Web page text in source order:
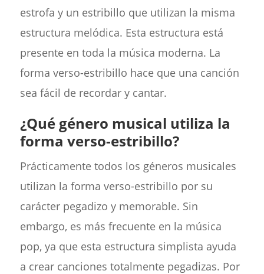
estrofa y un estribillo que utilizan la misma
estructura melódica. Esta estructura está
presente en toda la música moderna. La
forma verso-estribillo hace que una canción
sea fácil de recordar y cantar.
¿Qué género musical utiliza la
forma verso-estribillo?
Prácticamente todos los géneros musicales
utilizan la forma verso-estribillo por su
carácter pegadizo y memorable. Sin
embargo, es más frecuente en la música
pop, ya que esta estructura simplista ayuda
a crear canciones totalmente pegadizas. Por